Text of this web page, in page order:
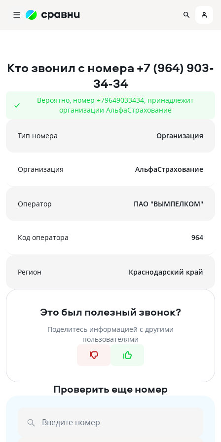
Кто звонил с номера +7 (964) 903-
34-34
Вероятно, номер +79649033434, принадлежит
организации АльфаСтрахование
Тип номера Организация
Организация АльфаСтрахование
Оператор ПАО "ВЫМПЕЛКОМ"
Код оператора 964
Регион Краснодарский край
Это был полезный звонок?
Поделитесь информацией с другими
пользователями
Проверить еще номер
Введите номер